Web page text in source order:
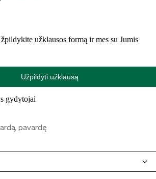
užklausos formą ir mes su Jumis
Užpildyti užklausą
gydytojai